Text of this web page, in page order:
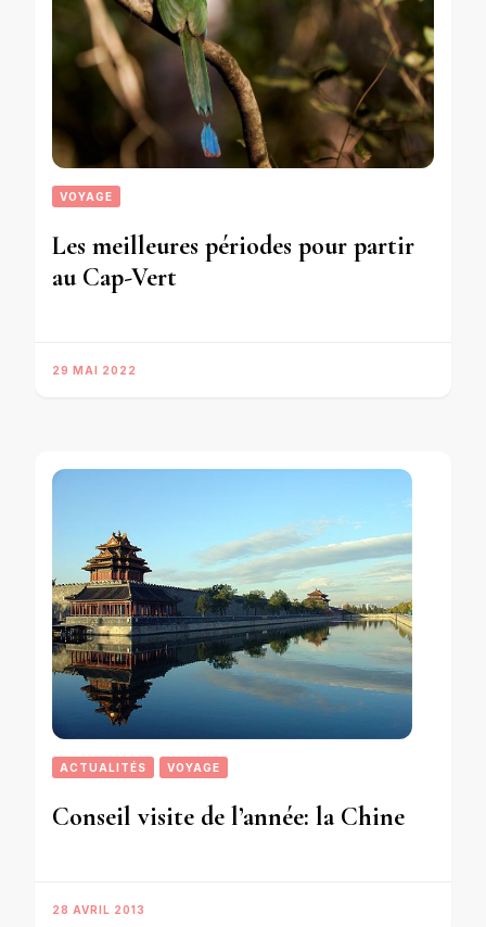
VOYAGE
Les meilleures périodes pour partir
au Cap-Vert
29 MAI 2022
ACTUALITÉS VOYAGE
Conseil visite de l’année: la Chine
28 AVRIL 2013